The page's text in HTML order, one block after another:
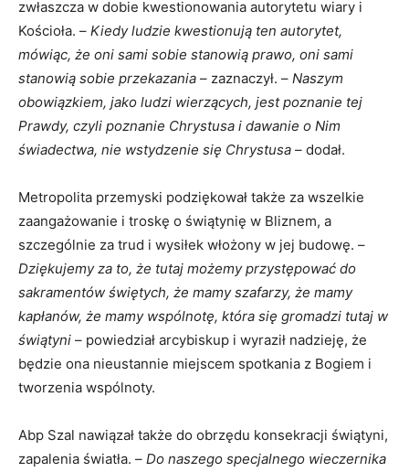
zwłaszcza w dobie kwestionowania autorytetu wiary i
Kościoła. – Kiedy ludzie kwestionują ten autorytet,
mówiąc, że oni sami sobie stanowią prawo, oni sami
stanowią sobie przekazania – zaznaczył. – Naszym
obowiązkiem, jako ludzi wierzących, jest poznanie tej
Prawdy, czyli poznanie Chrystusa i dawanie o Nim
świadectwa, nie wstydzenie się Chrystusa – dodał.
Metropolita przemyski podziękował także za wszelkie
zaangażowanie i troskę o świątynię w Bliznem, a
szczególnie za trud i wysiłek włożony w jej budowę. –
Dziękujemy za to, że tutaj możemy przystępować do
sakramentów świętych, że mamy szafarzy, że mamy
kapłanów, że mamy wspólnotę, która się gromadzi tutaj w
świątyni – powiedział arcybiskup i wyraził nadzieję, że
będzie ona nieustannie miejscem spotkania z Bogiem i
tworzenia wspólnoty.
Abp Szal nawiązał także do obrzędu konsekracji świątyni,
zapalenia światła. – Do naszego specjalnego wieczernika